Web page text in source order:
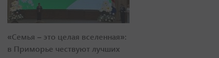
«Семья – это целая вселенная»:
в Приморье чествуют лучших